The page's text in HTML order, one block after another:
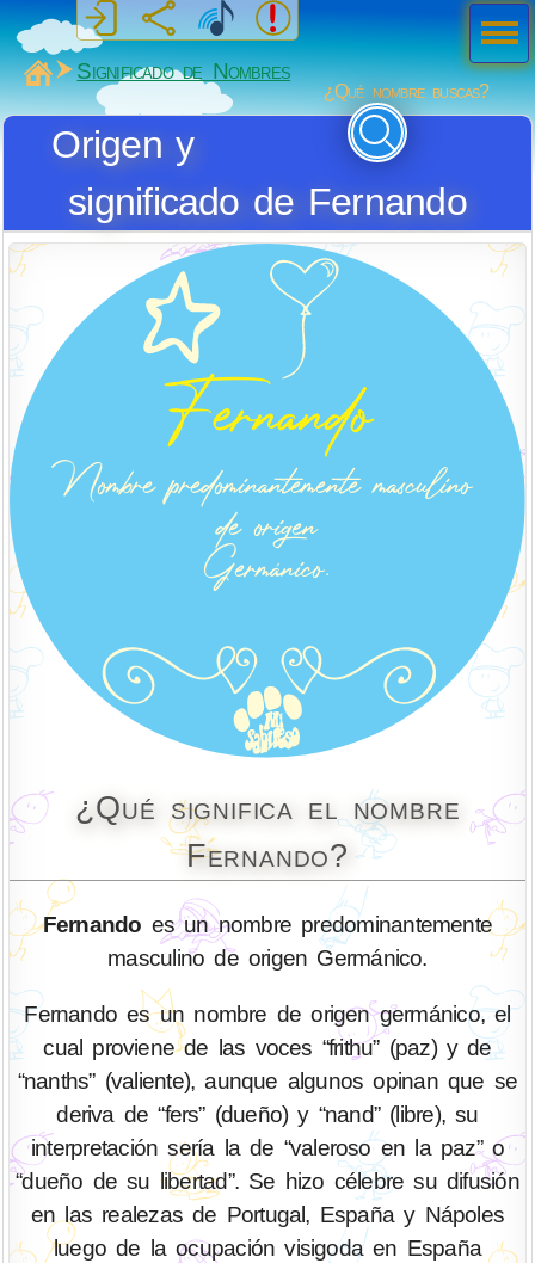
MiSabueso
Significado de Nombres
¿Qué nombre buscas?
Origen y
significado de Fernando
¿Qué significa el nombre
Fernando?
Fernando es un nombre predominantemente
masculino de origen Germánico.
Fernando es un nombre de origen germánico, el
cual proviene de las voces “frithu” (paz) y de
“nanths” (valiente), aunque algunos opinan que se
deriva de “fers” (dueño) y “nand” (libre), su
interpretación sería la de “valeroso en la paz” o
“dueño de su libertad”. Se hizo célebre su difusión
en las realezas de Portugal, España y Nápoles
luego de la ocupación visigoda en España
Men
ú